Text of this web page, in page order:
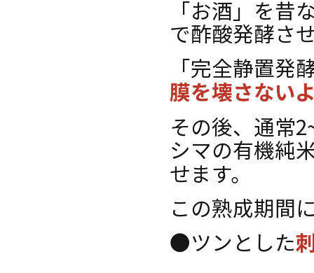
「お酒」を昔
で酢酸発酵さ
「完全静置発
膜を壊さない
その後、通常
シマの有機純
せます。
この熟成期間
●ツンとした